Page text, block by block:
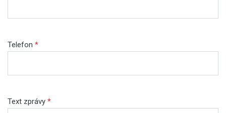
Telefon *
Text zprávy *